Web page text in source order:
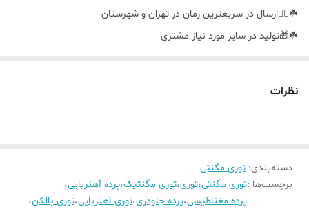
☘️🚴‍♀️ارسال در سریعترین زمان در تهران و شهرستان
☘️🎁تولید در سایز مورد نیاز مشتری
نظرات
دسته‌بندی: توری مگنتی
برچسب‌ها :توری مگنتی،توری،توری مگنتیک،پرده آهنربایی،
پرده مغناطیسی،پرده جلودری،توری آهنربایی،توری بالکن،